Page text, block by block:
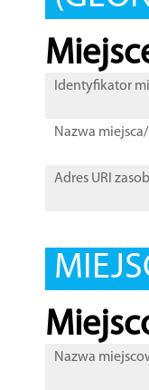
Identyfikator
Nazwa
Adres URI
Nazwa